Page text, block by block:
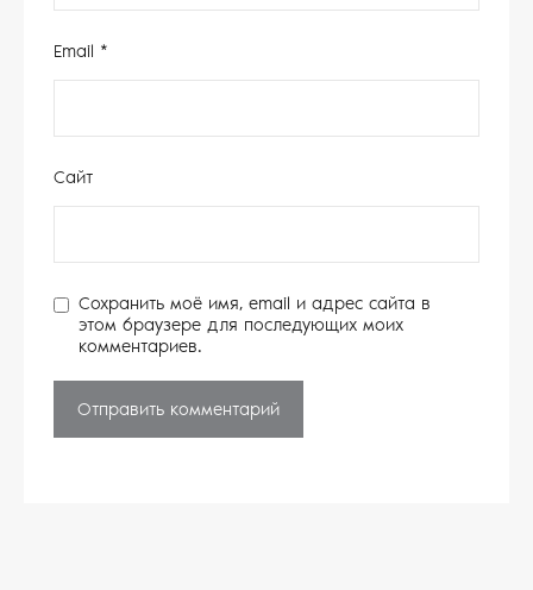
Email *
Сайт
Сохранить моё имя, email и адрес сайта в
этом браузере для последующих моих
комментариев.